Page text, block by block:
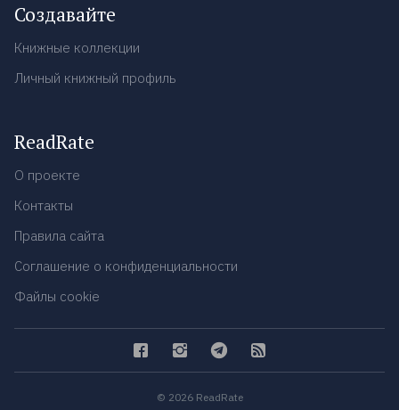
Создавайте
Книжные коллекции
Личный книжный профиль
ReadRate
О проекте
Контакты
Правила сайта
Соглашение о конфиденциальности
Файлы cookie
© 2026 ReadRate